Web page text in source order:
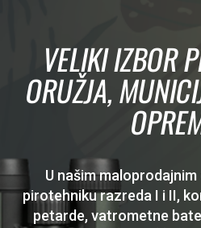
VELIKI IZBOR
ORUŽJA,
U našim
pirotehniku razreda I i II,
petarde, vatrometne